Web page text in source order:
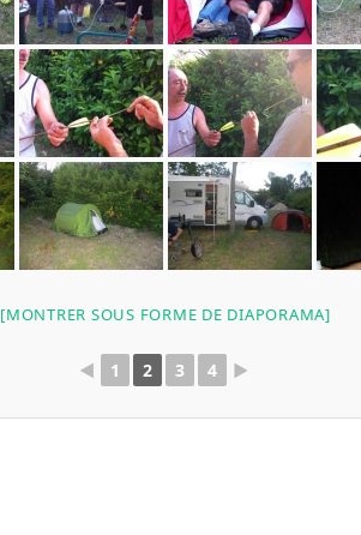
[MONTRER SOUS FORME DE DIAPORAMA]
◄ 1 2 3 4 ►